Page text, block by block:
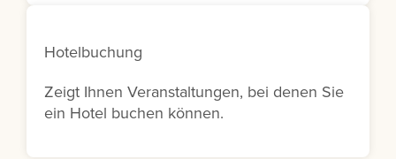
Hotelbuchung
Zeigt Ihnen Veranstaltungen, bei denen Sie
ein Hotel buchen können.